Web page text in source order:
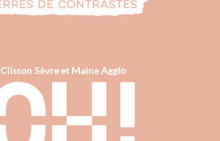
Clisson Sèvre et Maine Agglo